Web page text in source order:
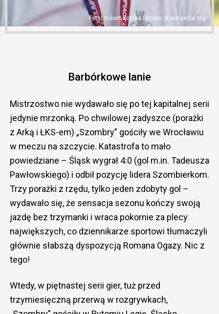
Hubert Kostka (źródło: pl.wikipedia.org)
Barbórkowe lanie
Mistrzostwo nie wydawało się po tej kapitalnej serii
jedynie mrzonką. Po chwilowej zadyszce (porażki
z Arką i ŁKS-em) „Szombry” gościły we Wrocławiu
w meczu na szczycie. Katastrofa to mało
powiedziane – Śląsk wygrał 4:0 (gol m.in. Tadeusza
Pawłowskiego) i odbił pozycję lidera Szombierkom.
Trzy porażki z rzędu, tylko jeden zdobyty gol –
wydawało się, że sensacja sezonu kończy swoją
jazdę bez trzymanki i wraca pokornie za plecy
największych, co dziennikarze sportowi tłumaczyli
głównie słabszą dyspozycją Romana Ogazy. Nic z
tego!
Wtedy, w piętnastej serii gier, tuż przed
trzymiesięczną przerwą w rozgrywkach,